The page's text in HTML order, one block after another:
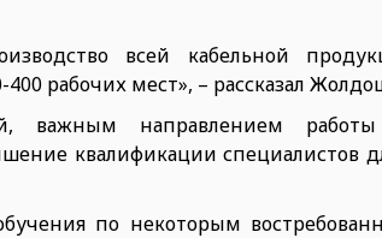
всей кабельной
рабочих мест», – рассказал
направлением работы
квалификации специалистов
по некоторым